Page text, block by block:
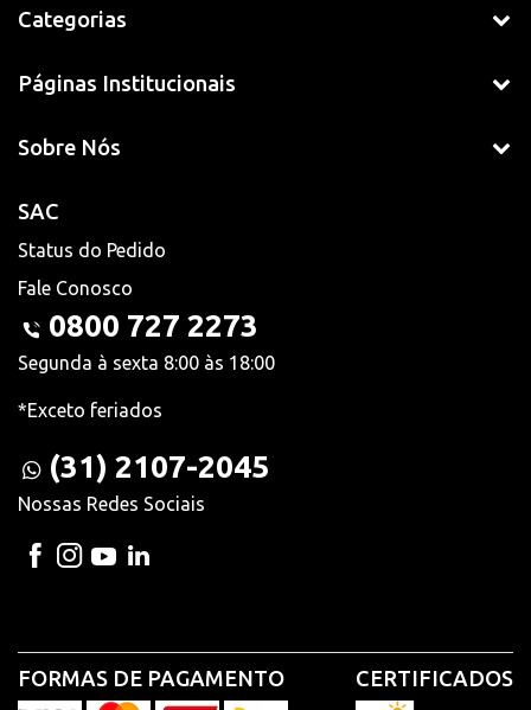
Categorias
Páginas Institucionais
Sobre Nós
SAC
Status do Pedido
Fale Conosco
0800 727 2273
Segunda à sexta 8:00 às 18:00
*Exceto feriados
(31) 2107-2045
Nossas Redes Sociais
FORMAS DE PAGAMENTO CERTIFICADOS